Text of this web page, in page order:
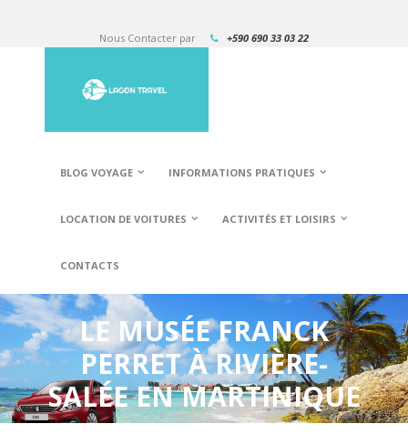
Nous Contacter par +590 690 33 03 22
BLOG VOYAGE INFORMATIONS PRATIQUES
LOCATION DE VOITURES ACTIVITÉS ET LOISIRS
CONTACTS
LE MUSÉE FRANCK
PERRET À RIVIÈRE-
SALÉE EN MARTINIQUE